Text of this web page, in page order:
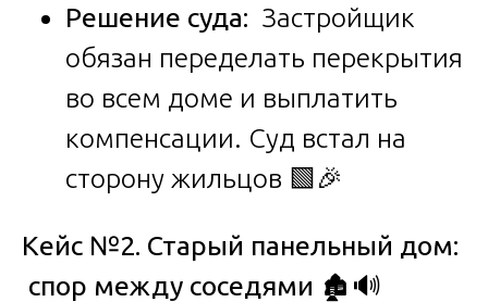
Решение суда: Застройщик
обязан переделать перекрытия
во всем доме и выплатить
компенсации. Суд встал на
сторону жильцов 🟩🎉
Кейс №2. Старый панельный дом:
спор между соседями 🏚️🔊